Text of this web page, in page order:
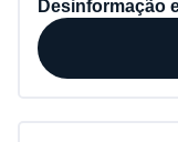
Desinformação